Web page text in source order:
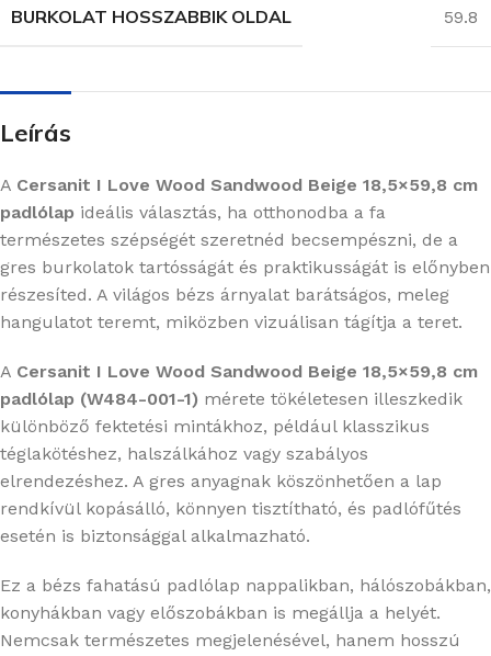
BURKOLAT HOSSZABBIK OLDAL 59.8
Leírás
A Cersanit I Love Wood Sandwood Beige 18,5×59,8 cm
padlólap ideális választás, ha otthonodba a fa
természetes szépségét szeretnéd becsempészni, de a
gres burkolatok tartósságát és praktikusságát is előnyben
részesíted. A világos bézs árnyalat barátságos, meleg
hangulatot teremt, miközben vizuálisan tágítja a teret.
A Cersanit I Love Wood Sandwood Beige 18,5×59,8 cm
padlólap (W484-001-1) mérete tökéletesen illeszkedik
különböző fektetési mintákhoz, például klasszikus
téglakötéshez, halszálkához vagy szabályos
elrendezéshez. A gres anyagnak köszönhetően a lap
rendkívül kopásálló, könnyen tisztítható, és padlófűtés
esetén is biztonsággal alkalmazható.
Ez a bézs fahatású padlólap nappalikban, hálószobákban,
konyhákban vagy előszobákban is megállja a helyét.
Nemcsak természetes megjelenésével, hanem hosszú